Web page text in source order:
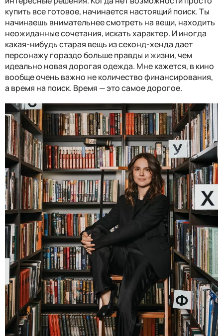
купить все готовое, начинается настоящий поиск. Ты
начинаешь внимательнее смотреть на вещи, находить
неожиданные сочетания, искать характер. И иногда
какая-нибудь старая вещь из секонд-хенда дает
персонажу гораздо больше правды и жизни, чем
идеально новая дорогая одежда. Мне кажется, в кино
вообще очень важно не количество финансирования,
а время на поиск. Время — это самое дорогое.